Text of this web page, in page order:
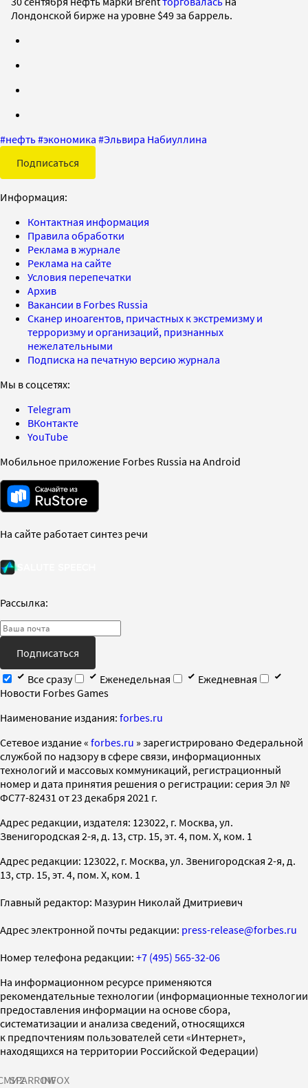
Лондонской бирже на уровне $49 за баррель.
#нефть#экономика #Эльвира Набиуллина
Подписаться
Информация:
Контактная информация
Правила обработки
Реклама в журнале
Реклама на сайте
Условия перепечатки
Архив
Вакансии в Forbes Russia
Сканер иноагентов, причастных к экстремизму и
терроризму и организаций, признанных
нежелательными
Подписка на печатную версию журнала
Мы в соцсетях:
Telegram
ВКонтакте
YouTube
Мобильное приложение Forbes Russia на Android
На сайте работает синтез речи
Рассылка:
Подписаться
Все сразу
Еженедельная
Ежедневная
Новости Forbes Games
Наименование издания: forbes.ru
Cетевое издание « forbes.ru » зарегистрировано Федеральной
службой по надзору в сфере связи, информационных
технологий и массовых коммуникаций, регистрационный
номер и дата принятия решения о регистрации: серия Эл №
ФС77-82431 от 23 декабря 2021 г.
Адрес редакции, издателя: 123022, г. Москва, ул.
Звенигородская 2-я, д. 13, стр. 15, эт. 4, пом. X, ком. 1
Адрес редакции: 123022, г. Москва, ул. Звенигородская 2-я, д.
13, стр. 15, эт. 4, пом. X, ком. 1
Главный редактор: Мазурин Николай Дмитриевич
Адрес электронной почты редакции: press-release@forbes.ru
Номер телефона редакции: +7 (495) 565-32-06
На информационном ресурсе применяются
рекомендательные технологии (информационные технологии
предоставления информации на основе сбора,
систематизации и анализа сведений, относящихся
к предпочтениям пользователей сети «Интернет»,
находящихся на территории Российской Федерации)
SPARROWINFOX